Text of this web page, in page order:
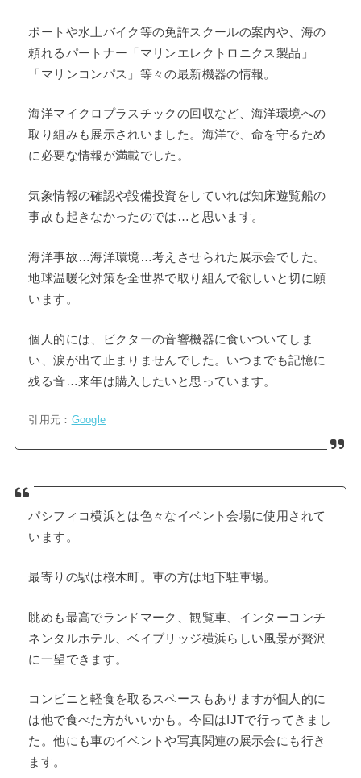
ボートや水上バイク等の免許スクールの案内や、海の
頼れるパートナー「マリンエレクトロニクス製品」
「マリンコンパス」等々の最新機器の情報。
海洋マイクロプラスチックの回収など、海洋環境への
取り組みも展示されいました。海洋で、命を守るため
に必要な情報が満載でした。
気象情報の確認や設備投資をしていれば知床遊覧船の
事故も起きなかったのでは…と思います。
海洋事故…海洋環境…考えさせられた展示会でした。
地球温暖化対策を全世界で取り組んで欲しいと切に願
います。
個人的には、ビクターの音響機器に食いついてしま
い、涙が出て止まりませんでした。いつまでも記憶に
残る音…来年は購入したいと思っています。
引用元： Google
パシフィコ横浜とは色々なイベント会場に使用されて
います。
最寄りの駅は桜木町。車の方は地下駐車場。
眺めも最高でランドマーク、観覧車、インターコンチ
ネンタルホテル、ベイブリッジ横浜らしい風景が贅沢
に一望できます。
コンビニと軽食を取るスペースもありますが個人的に
は他で食べた方がいいかも。今回はIJTで行ってきまし
た。他にも車のイベントや写真関連の展示会にも行き
ます。